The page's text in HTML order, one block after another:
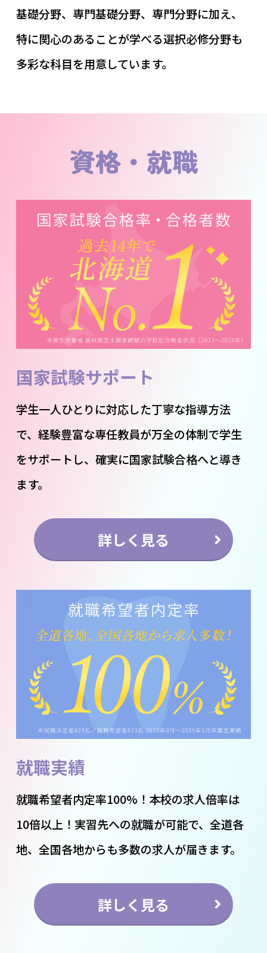
基礎分野、専門基礎分野、専門分野に加え、
特に関心のあることが学べる選択必修分野も
多彩な科目を用意しています。
資格・就職
国家試験サポート
学生一人ひとりに対応した丁寧な指導方法
で、経験豊富な専任教員が万全の体制で学生
をサポートし、確実に国家試験合格へと導き
ます。
詳しく見る
就職実績
就職希望者内定率100%！本校の求人倍率は
10倍以上！実習先への就職が可能で、全道各
地、全国各地からも多数の求人が届きます。
詳しく見る